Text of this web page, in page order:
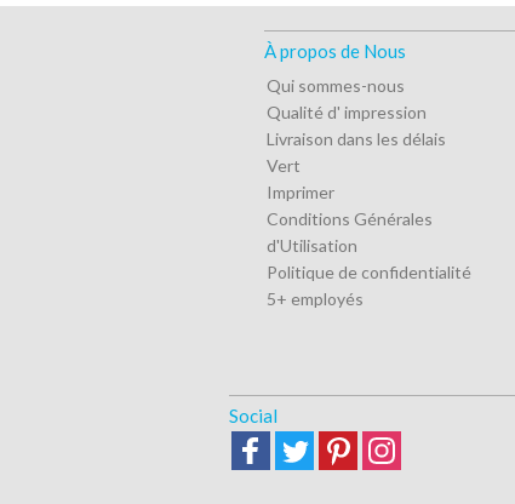
À propos de Nous
Qui sommes-nous
Qualité d' impression
Livraison dans les délais
Vert
Imprimer
Conditions Générales
d'Utilisation
Politique de confidentialité
5+ employés
Social